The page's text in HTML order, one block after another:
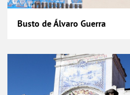
Busto de Álvaro Guerra
Busto de José Júlio